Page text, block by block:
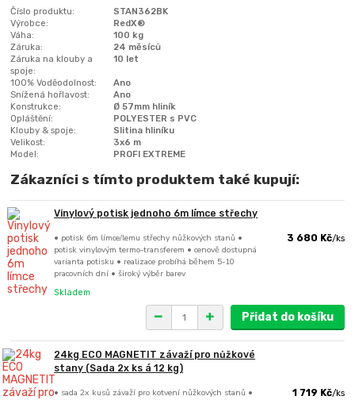
Číslo produktu:
STAN362BK
Výrobce:
RedX®
Váha:
100 kg
Záruka:
24 měsíců
Záruka na klouby a
spoje:
10 let
100% Voděodolnost:
Ano
Snížená hořlavost:
Ano
Konstrukce:
Ø 57mm hliník
Opláštění:
POLYESTER s PVC
Klouby & spoje:
Slitina hliníku
Velikost:
3x6 m
Model:
PROFI EXTREME
Zákazníci s tímto produktem také kupují:
Vinylový potisk jednoho 6m límce střechy
• potisk 6m límce/lemu střechy nůžkových stanů •
potisk vinylovým termo-transferem • cenově dostupná
varianta potisku • realizace probíhá během 5-10
pracovních dní • široký výběr barev
3 680 Kč/ks
Skladem
Přidat do košíku
24kg ECO MAGNETIT závaží pro nůžkové
stany (Sada 2x ks á 12 kg)
• sada 2x kusů závaží pro kotvení nůžkových stanů •
1 719 Kč/ks